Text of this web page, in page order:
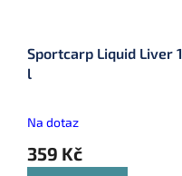
Sportcarp Liquid Liver 1
l
Na dotaz
359 Kč